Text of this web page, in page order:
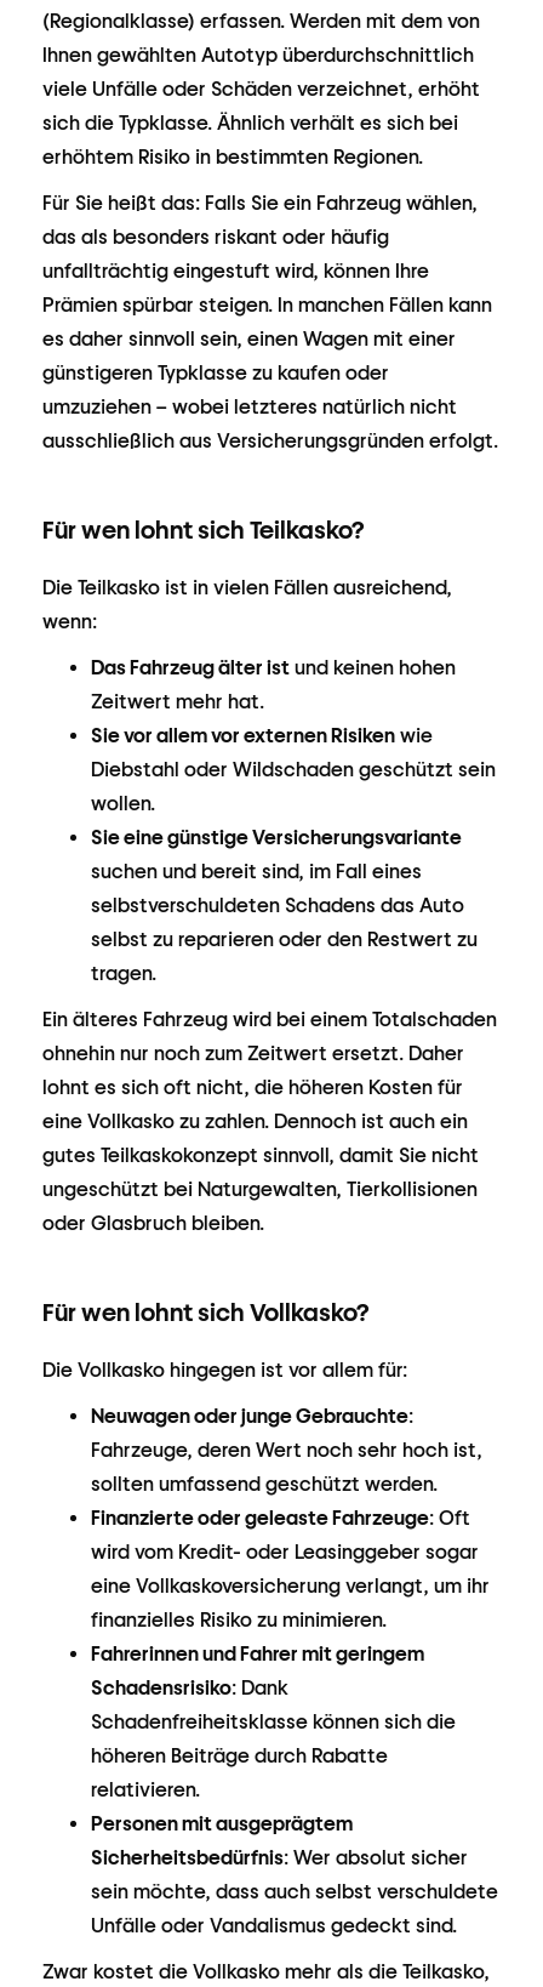
(Regionalklasse) erfassen. Werden mit dem von
Ihnen gewählten Autotyp überdurchschnittlich
viele Unfälle oder Schäden verzeichnet, erhöht
sich die Typklasse. Ähnlich verhält es sich bei
erhöhtem Risiko in bestimmten Regionen.
Für Sie heißt das: Falls Sie ein Fahrzeug wählen,
das als besonders riskant oder häufig
unfallträchtig eingestuft wird, können Ihre
Prämien spürbar steigen. In manchen Fällen kann
es daher sinnvoll sein, einen Wagen mit einer
günstigeren Typklasse zu kaufen oder
umzuziehen – wobei letzteres natürlich nicht
ausschließlich aus Versicherungsgründen erfolgt.
Für wen lohnt sich Teilkasko?
Die Teilkasko ist in vielen Fällen ausreichend,
wenn:
Das Fahrzeug älter ist und keinen hohen
Zeitwert mehr hat.
Sie vor allem vor externen Risiken wie
Diebstahl oder Wildschaden geschützt sein
wollen.
Sie eine günstige Versicherungsvariante
suchen und bereit sind, im Fall eines
selbstverschuldeten Schadens das Auto
selbst zu reparieren oder den Restwert zu
tragen.
Ein älteres Fahrzeug wird bei einem Totalschaden
ohnehin nur noch zum Zeitwert ersetzt. Daher
lohnt es sich oft nicht, die höheren Kosten für
eine Vollkasko zu zahlen. Dennoch ist auch ein
gutes Teilkaskokonzept sinnvoll, damit Sie nicht
ungeschützt bei Naturgewalten, Tierkollisionen
oder Glasbruch bleiben.
Für wen lohnt sich Vollkasko?
Die Vollkasko hingegen ist vor allem für:
Neuwagen oder junge Gebrauchte:
Fahrzeuge, deren Wert noch sehr hoch ist,
sollten umfassend geschützt werden.
Finanzierte oder geleaste Fahrzeuge: Oft
wird vom Kredit- oder Leasinggeber sogar
eine Vollkaskoversicherung verlangt, um ihr
finanzielles Risiko zu minimieren.
Fahrerinnen und Fahrer mit geringem
Schadensrisiko: Dank
Schadenfreiheitsklasse können sich die
höheren Beiträge durch Rabatte
relativieren.
Personen mit ausgeprägtem
Sicherheitsbedürfnis: Wer absolut sicher
sein möchte, dass auch selbst verschuldete
Unfälle oder Vandalismus gedeckt sind.
Zwar kostet die Vollkasko mehr als die Teilkasko,